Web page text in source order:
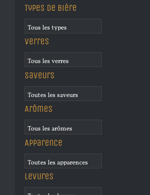
Types de bière
Verres
Saveurs
Arômes
Apparence
Levures